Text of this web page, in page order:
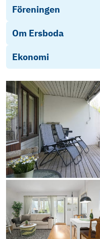
Föreningen
Om Ersboda
Ekonomi